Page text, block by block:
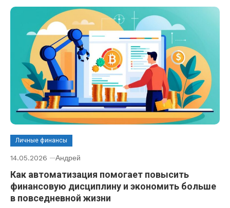
Личные финансы
14.05.2026 Андрей
Как автоматизация помогает повысить
финансовую дисциплину и экономить больше
в повседневной жизни